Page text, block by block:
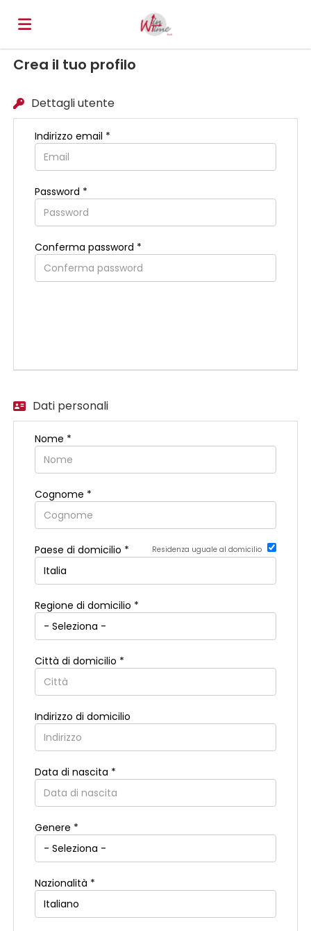
Home
Offerte
di
lavoro
Carica
il
CV
Login
Lingua
IT
DE
ES
PT
Crea il tuo profilo
Dettagli utente
Indirizzo email *
Password *
Conferma password *
Dati personali
Nome *
Cognome *
Paese di domicilio * Residenza uguale al domicilio
Regione di domicilio *
Città di domicilio *
Indirizzo di domicilio
Paese di residenza *
Regione di residenza *
Città di residenza
Data di nascita *
Genere *
Nazionalità *